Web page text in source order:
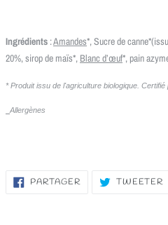
Ingrédients :Amandes*, Sucre de canne*
20%, sirop de maïs*, Blanc d’œuf*, pain
* Produit issu de l'agriculture biologique.
Allergènes
PARTAGERPARTAGER
SUR
TWEETER